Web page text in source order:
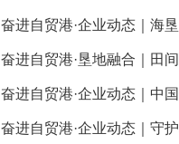
奋进自贸港·企业动态｜海